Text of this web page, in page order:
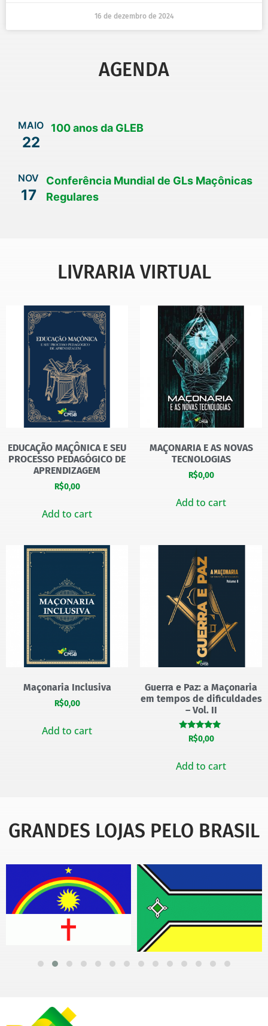
16 de dezembro de 2024
AGENDA
MAIO
22
100 anos da GLEB
NOV
17
Conferência Mundial de GLs Maçônicas
Regulares
LIVRARIA VIRTUAL
EDUCAÇÃO MAÇÔNICA E SEU
PROCESSO PEDAGÓGICO DE
APRENDIZAGEM
R$0,00
Add to cart
MAÇONARIA E AS NOVAS
TECNOLOGIAS
R$0,00
Add to cart
Maçonaria Inclusiva
R$0,00
Add to cart
Guerra e Paz: a Maçonaria
em tempos de dificuldades
– Vol. II
Rated
5.00
R$0,00
Add to cart
GRANDES LOJAS PELO BRASIL